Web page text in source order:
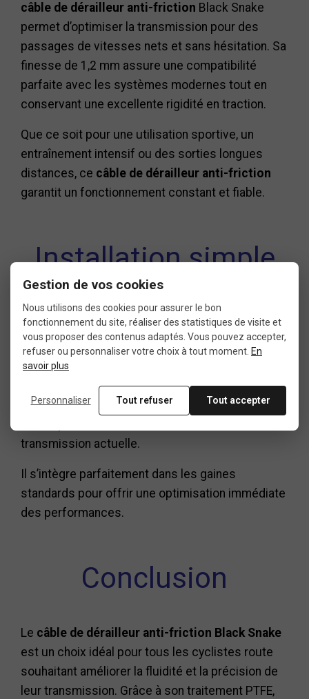
câble de dérailleur anti-friction Black Snake
permet d’optimiser la transmission pour des
passages de vitesses nets et sans hésitation. Sa
finesse de 1,2 mm assure une compatibilité
parfaite avec les systèmes modernes tout en
conservant une excellente rigidité en traction.
Que ce soit pour une utilisation sportive, un
entraînement intensif ou des sorties longues
distances, ce câble de dérailleur anti-friction
garantit un fonctionnement constant et fiable.
Installation simple
et compatibilité
Lecâble de dérailleur anti-friction Black Snake
est conçu pour une installation rapide sur la
plupart des dérailleurs route. Sa longueur de 2,3
m permet un ajustement facile, que ce soit pour
transmission actuelle.
Il s’intègre parfaitement dans les gaines
standards pour offrir une optimisation immédiate
des performances.
Conclusion
Le câble de dérailleur anti-friction Black Snake
est un choix idéal pour tous les cyclistes route
souhaitant améliorer la fluidité et la précision de
leur transmission. Grâce à son traitement PTFE,
Gestion de vos cookies
Nous utilisons des cookies pour assurer le bon
fonctionnement du site, réaliser des statistiques de visite et
vous proposer des contenus adaptés. Vous pouvez accepter,
refuser ou personnaliser votre choix à tout moment. En
savoir plus
Personnaliser Tout refuser Tout accepter